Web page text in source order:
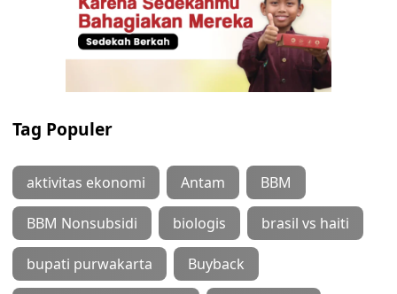
Tag Populer
aktivitas ekonomi Antam BBM
BBM Nonsubsidi biologis brasil vs haiti
bupati purwakarta Buyback